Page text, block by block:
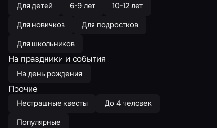
Для детей 6-9 лет
10-12 лет
Для новичков
Для подростков
Для школьников
На праздники и события
На день рождения
Прочие
Нестрашные квесты
До 4 человек
Популярные